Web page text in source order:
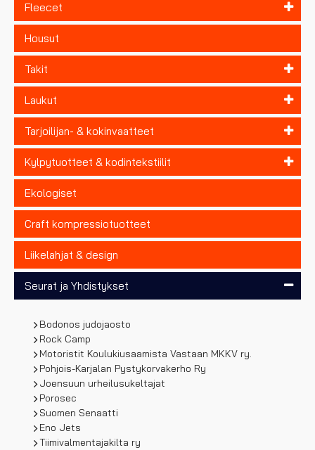
Fleecet
Housut
Takit
Laukut
Tarjoilijan- & kokinvaatteet
Kylpytuotteet & kodintekstiilit
Ekologiset
Craft kompressiotuotteet
Liikelahjat & design
Seurat ja Yhdistykset
Bodonos judojaosto
Rock Camp
Motoristit Koulukiusaamista Vastaan MKKV ry.
Pohjois-Karjalan Pystykorvakerho Ry
Joensuun urheilusukeltajat
Porosec
Suomen Senaatti
Eno Jets
Tiimivalmentajakilta ry